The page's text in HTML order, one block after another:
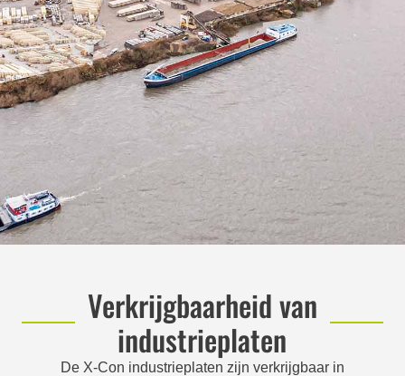
Verkrijgbaarheid van
industrieplaten
De X-Con industrieplaten zijn verkrijgbaar in